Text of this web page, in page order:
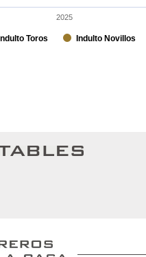
Indulto Toros Indulto Novillos
2025